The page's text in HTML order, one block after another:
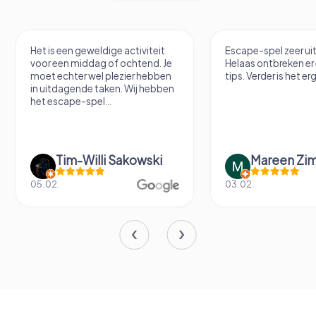
Het is een geweldige activiteit
voor een middag of ochtend. Je
moet echter wel plezier hebben
in uitdagende taken. Wij hebben
het escape-spel...
Tim-Willi Sakowski
05.02.
Escape-spel zeer
Helaas ontbreken er
tips. Verder is het
Mareen
03.02.